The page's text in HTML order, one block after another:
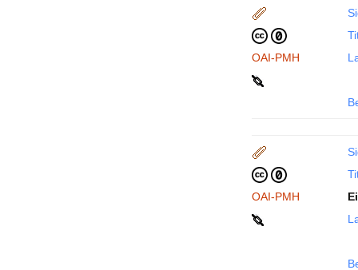
OAI-PMH
OAI-PMH